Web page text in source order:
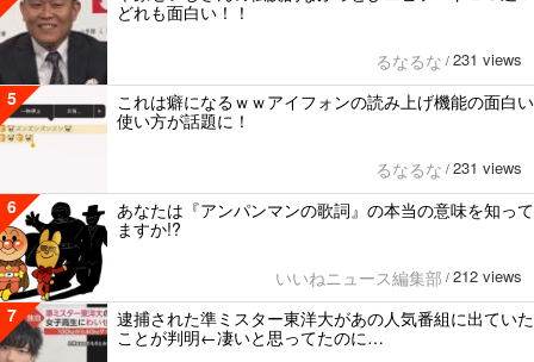
どれも面白い！！
るなるな / 231 views
5
これは癖になるｗｗアイフォンの読み上げ機能の面白い
使い方が話題に！
るなるな / 231 views
6
あなたは『アンパンマンの歌詞』の本当の意味を知って
ますか!?
いいねニュース編集部 / 212 views
7
逮捕された準ミスター東洋大があの人気番組に出ていた
ことが判明←凄いと思ってたのに…